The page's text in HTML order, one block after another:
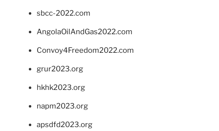
sbcc-2022.com
AngolaOilAndGas2022.com
Convoy4Freedom2022.com
grur2023.org
hkhk2023.org
napm2023.org
apsdfd2023.org